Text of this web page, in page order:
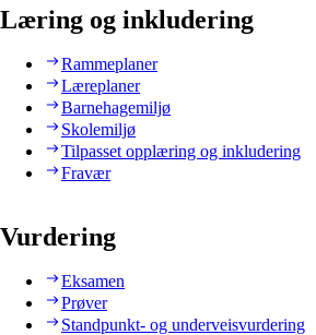
Læring og inkludering
Rammeplaner
Læreplaner
Barnehagemiljø
Skolemiljø
Tilpasset opplæring og inkludering
Fravær
Vurdering
Eksamen
Prøver
Standpunkt- og underveisvurdering